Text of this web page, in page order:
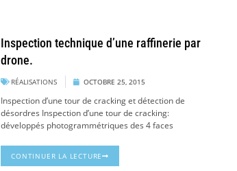
Inspection technique d’une raffinerie par
drone.
RÉALISATIONS OCTOBRE 25, 2015
Inspection d’une tour de cracking et détection de
désordres Inspection d’une tour de cracking:
développés photogrammétriques des 4 faces
CONTINUER LA LECTURE